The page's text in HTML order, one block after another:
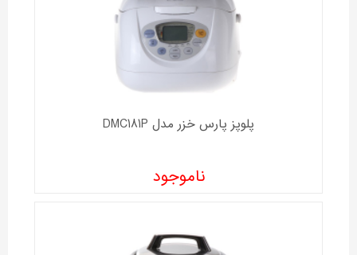
پلوپز پارس خزر مدل DMC181P
ناموجود